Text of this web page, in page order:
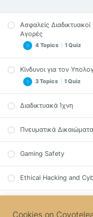
Ασφαλείς
Αγορές
4 Topics 1 Quiz
Συμβουλές
Επίλογος
Quiz – Ασφαλείς
Κίνδυνοι για τον
3 Topics 1 Quiz
Quiz – Κίνδυνοι για τον
Διαδικτυακά Ίχνη
Πνευματικά Δικαιώματα
Gaming Safety
Ethical Hacking and
Cookies on